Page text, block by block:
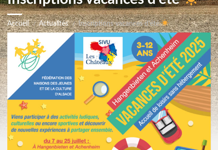
Accueil Actualités Inscriptions vacances d’été